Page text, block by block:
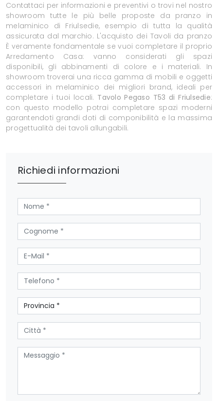
Contattaci per informazioni e preventivi o trovi nel nostro
showroom tutte le più belle proposte da pranzo in
melaminico di Friulsedie, esempio di tutta la qualità
assicurata dal marchio. L'acquisto dei Tavoli da pranzo
È veramente fondamentale se vuoi completare il proprio
Arredamento Casa: vanno considerati gli spazi
disponibili, gli abbinamenti di colore e i materiali. In
showroom troverai una ricca gamma di mobili e oggetti
accessori in melaminico dei migliori brand, ideali per
completare i tuoi locali. Tavolo Pegaso T53 di Friulsedie:
con questo modello potrai completare spazi moderni
garantendoti grandi doti di componibilità e la massima
progettualità dei tavoli allungabili.
Richiedi informazioni